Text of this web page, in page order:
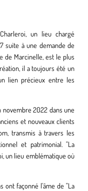
un lieu chargé
suite à une demande de
de Marcinelle, est le plus
il a toujours été un
lien précieux entre les
novembre 2022 dans une
et nouveaux clients
transmis à travers les
et patrimonial. "La
un lieu emblématique où
ont façonné l'âme de "La